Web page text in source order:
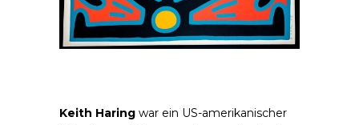
Keith Haring war ein US-amerikanischer